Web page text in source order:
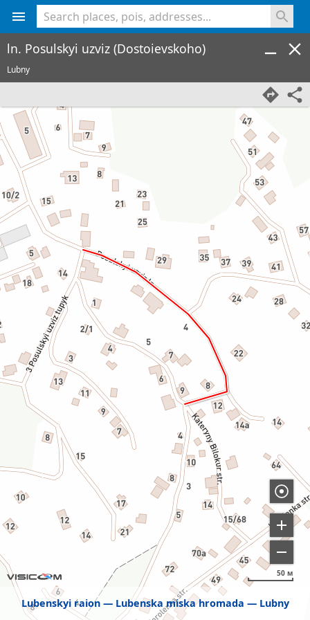
Lubenskyi raion Lubenska miska hromada Lubny
50 м
ln. Posulskyi uzviz (Dostoievskoho)
Lubny
<% console.log(hcard) %>